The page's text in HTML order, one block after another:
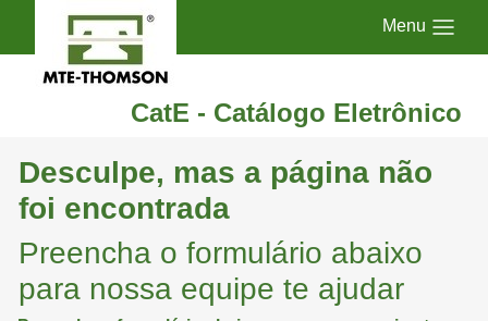
Menu
CatE - Catálogo Eletrônico
Desculpe, mas a página não
foi encontrada
Preencha o formulário abaixo
para nossa equipe te ajudar